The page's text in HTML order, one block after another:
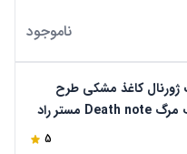
ناموجود
ژورنال کاغذ مشکی طرح
یادداشت مرگ Death note مستر راد
5